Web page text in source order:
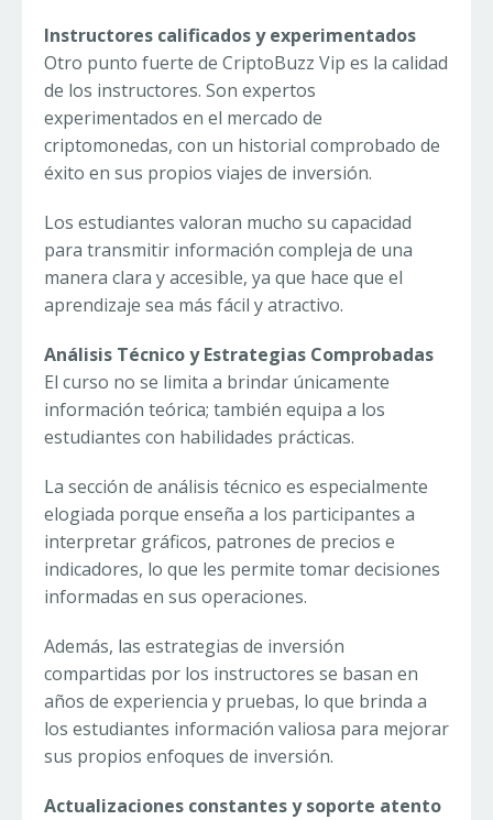
Instructores calificados y experimentados
Otro punto fuerte de CriptoBuzz Vip es la calidad
de los instructores. Son expertos
experimentados en el mercado de
criptomonedas, con un historial comprobado de
éxito en sus propios viajes de inversión.
Los estudiantes valoran mucho su capacidad
para transmitir información compleja de una
manera clara y accesible, ya que hace que el
aprendizaje sea más fácil y atractivo.
Análisis Técnico y Estrategias Comprobadas
El curso no se limita a brindar únicamente
información teórica; también equipa a los
estudiantes con habilidades prácticas.
La sección de análisis técnico es especialmente
elogiada porque enseña a los participantes a
interpretar gráficos, patrones de precios e
indicadores, lo que les permite tomar decisiones
informadas en sus operaciones.
Además, las estrategias de inversión
compartidas por los instructores se basan en
años de experiencia y pruebas, lo que brinda a
los estudiantes información valiosa para mejorar
sus propios enfoques de inversión.
Actualizaciones constantes y soporte atento